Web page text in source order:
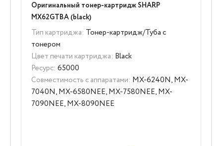
Оригинальный тонер-картридж SHARP
MX62GTBA (black)
Тип картриджа: Тонер-картридж/Туба с
тонером
Цвет печати картриджа: Black
Ресурс: 65000
Совместимость с аппаратами: MX-6240N, MX-
7040N, MX-6580NEE, MX-7580NEE, MX-
7090NEE, MX-8090NEE